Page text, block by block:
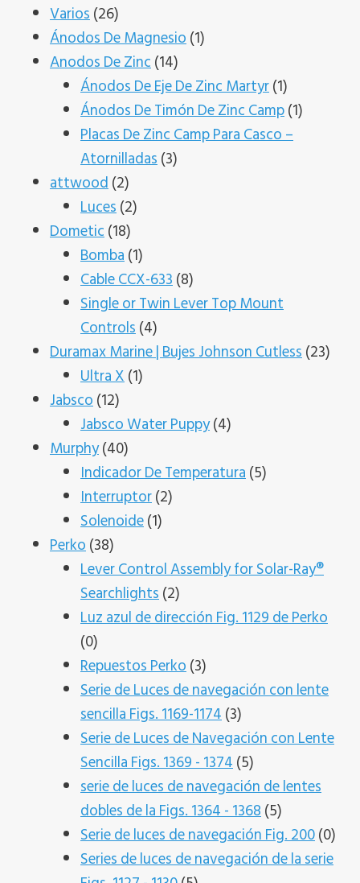
Varios 2626
productos
Ánodos De Magnesio 11
Anodos De Zinc 1414
productos
Ánodos De Eje De Zinc Martyr 11
producto
Ánodos De Timón De Zinc Camp 11
Placas De Zinc Camp Para Casco –
Atornilladas 33
attwood 22
productos
Luces 22
Dometic 1818
productos
Bomba 11
producto
Cable CCX-633 88
productos
Single or Twin Lever Top Mount
Controls 44
productos
Duramax Marine | Bujes Johnson Cutless 2323
Ultra X 11
Jabsco 1212
productos
Jabsco Water Puppy 44
Murphy 4040
productos
Indicador De Temperatura 55
Interruptor 22
Solenoide 11
Perko 3838
productos
Lever Control Assembly for Solar-Ray®
Searchlights 22
productos
Luz azul de dirección Fig. 1129 de Perko
00
productos
Repuestos Perko 33
productos
Serie de Luces de navegación con lente
sencilla Figs. 1169-1174 33
productos
Serie de Luces de Navegación con Lente
Sencilla Figs. 1369 - 1374 55
productos
serie de luces de navegación de lentes
dobles de la Figs. 1364 - 1368 55
productos
Serie de luces de navegación Fig. 200 00
Series de luces de navegación de la serie